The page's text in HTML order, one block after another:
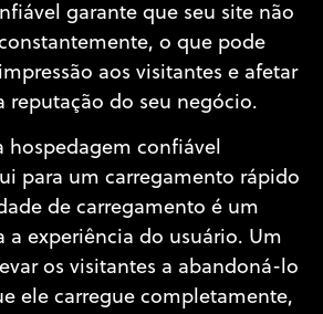
garante que seu site não
o que pode
aos visitantes e afetar
reputação do seu negócio.
hospedagem confiável
para um carregamento rápido
de carregamento é um
a experiência do usuário. Um
os visitantes a abandoná-lo
ele carregue completamente,